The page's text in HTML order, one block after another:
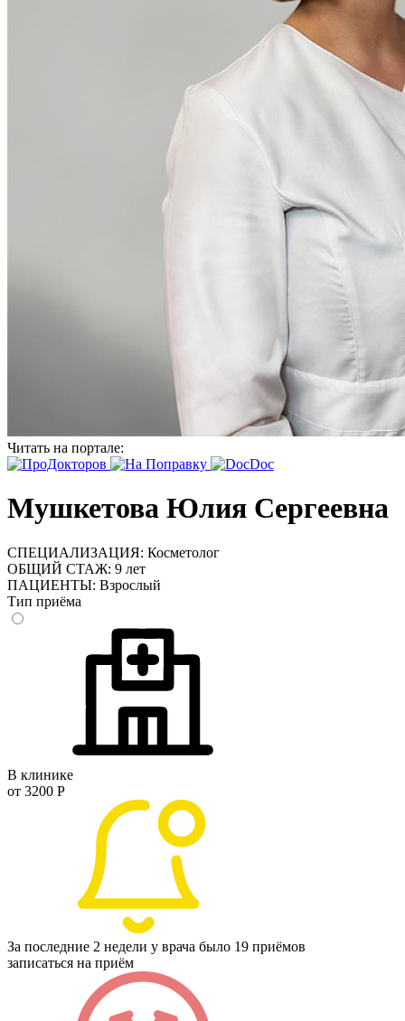
Читать на портале:
Мушкетова Юлия Сергеевна
СПЕЦИАЛИЗАЦИЯ: Косметолог
ОБЩИЙ СТАЖ: 9 лет
ПАЦИЕНТЫ: Взрослый
Тип приёма
В клинике
от 3200 Р
За последние 2 недели у врача было 19 приёмов
записаться на приём